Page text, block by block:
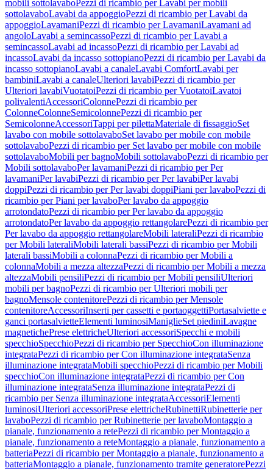
mobili sottolavaboPezzi di ricambio per Lavabi per mobili
sottolavaboLavabi da appoggioPezzi di ricambio per Lavabi da
appoggioLavamaniPezzi di ricambio per LavamaniLavamani ad
angoloLavabi a semincassoPezzi di ricambio per Lavabi a
semincassoLavabi ad incassoPezzi di ricambio per Lavabi ad
incassoLavabi da incasso sottopianoPezzi di ricambio per Lavabi da
incasso sottopianoLavabi a canaleLavabi ComfortLavabi per
bambiniLavabi a canaleUlteriori lavabiPezzi di ricambio per
Ulteriori lavabiVuotatoiPezzi di ricambio per VuotatoiLavatoi
polivalentiAccessoriColonnePezzi di ricambio per
ColonneColonneSemicolonnePezzi di ricambio per
SemicolonneAccessoriTappi per pilettaMateriale di fissaggioSet
lavabo con mobile sottolavaboSet lavabo per mobile con mobile
sottolavaboPezzi di ricambio per Set lavabo per mobile con mobile
sottolavaboMobili per bagnoMobili sottolavaboPezzi di ricambio per
Mobili sottolavaboPer lavamaniPezzi di ricambio per Per
lavamaniPer lavabiPezzi di ricambio per Per lavabiPer lavabi
doppiPezzi di ricambio per Per lavabi doppiPiani per lavaboPezzi di
ricambio per Piani per lavaboPer lavabo da appoggio
arrotondatoPezzi di ricambio per Per lavabo da appoggio
arrotondatoPer lavabo da appoggio rettangolarePezzi di ricambio per
Per lavabo da appoggio rettangolareMobili lateraliPezzi di ricambio
per Mobili lateraliMobili laterali bassiPezzi di ricambio per Mobili
laterali bassiMobili a colonnaPezzi di ricambio per Mobili a
colonnaMobili a mezza altezzaPezzi di ricambio per Mobili a mezza
altezzaMobili pensiliPezzi di ricambio per Mobili pensiliUlteriori
mobili per bagnoPezzi di ricambio per Ulteriori mobili per
bagnoMensole contenitorePezzi di ricambio per Mensole
contenitoreAccessoriInserti per cassetti e portaoggettiPortasalviette e
ganci portasalvietteElementi luminosiManiglieSet piediniLavagne
magnetichePrese elettricheUlteriori accessoriSpecchi e mobili
specchioSpecchioPezzi di ricambio per SpecchioCon illuminazione
integrataPezzi di ricambio per Con illuminazione integrataSenza
illuminazione integrataMobili specchioPezzi di ricambio per Mobili
specchioCon illuminazione integrataPezzi di ricambio per Con
illuminazione integrataSenza illuminazione integrataPezzi di
ricambio per Senza illuminazione integrataAccessoriElementi
luminosiUlteriori accessoriPrese elettricheRubinettiRubinetterie per
lavaboPezzi di ricambio per Rubinetterie per lavaboMontaggio a
pianale, funzionamento a retePezzi di ricambio per Montaggio a
pianale, funzionamento a reteMontaggio a pianale, funzionamento a
batteriaPezzi di ricambio per Montaggio a pianale, funzionamento a
batteriaMontaggio a pianale, funzionamento tramite generatorePezzi